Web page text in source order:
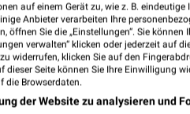
auf einem Gerät zu, wie z. B. eindeutige
Anbieter verarbeiten Ihre
Sie die „Einstellungen“. Sie können
verwalten“ klicken oder jederzeit auf
widerrufen, klicken Sie auf den
dieser Seite können Sie Ihre Einwilligung
die Browserdaten.
der Website zu analysieren und